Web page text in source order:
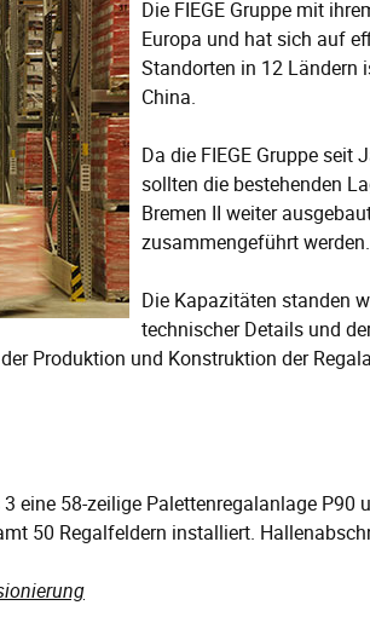
Die FIEGE Gruppe mit
Europa und hat sich auf
Standorten in 12 Ländern
China.
Da die FIEGE Gruppe
sollten die bestehenden
Bremen II weiter
zusammengeführt werden.
Die Kapazitäten standen
technischer Details und
Produktion und Konstruktion der
eine 58-zeilige Palettenregalanlage P90
50 Regalfeldern installiert.